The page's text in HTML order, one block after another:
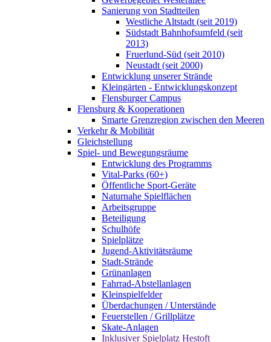
Sanierung von Stadtteilen
Westliche Altstadt (seit 2019)
Südstadt Bahnhofsumfeld (seit
2013)
Fruerlund-Süd (seit 2010)
Neustadt (seit 2000)
Entwicklung unserer Strände
Kleingärten - Entwicklungskonzept
Flensburger Campus
Flensburg & Kooperationen
Smarte Grenzregion zwischen den Meeren
Verkehr & Mobilität
Gleichstellung
Spiel- und Bewegungsräume
Entwicklung des Programms
Vital-Parks (60+)
Öffentliche Sport-Geräte
Naturnahe Spielflächen
Arbeitsgruppe
Beteiligung
Schulhöfe
Spielplätze
Jugend-Aktivitätsräume
Stadt-Strände
Grünanlagen
Fahrrad-Abstellanlagen
Kleinspielfelder
Überdachungen / Unterstände
Feuerstellen / Grillplätze
Skate-Anlagen
Inklusiver Spielplatz Hestoft